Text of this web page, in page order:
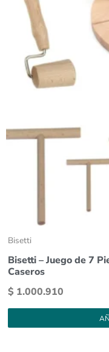
Bisetti
Bisetti – Juego de 7
Caseros
$ 1.000.910